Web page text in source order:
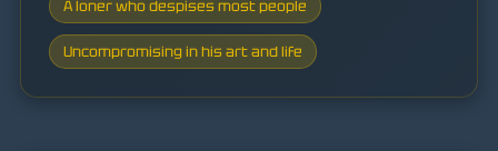
A loner who despises most people
Uncompromising in his art and life